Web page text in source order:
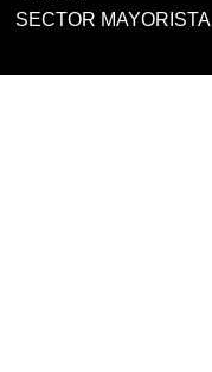
SECTOR MAYORISTA